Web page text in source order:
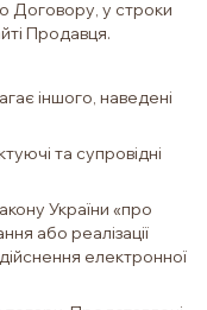
Договору, у строки
Продавця.
іншого, наведені
та супровідні
України «про
або реалізації
електронної